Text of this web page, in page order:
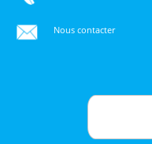
Nous contacter